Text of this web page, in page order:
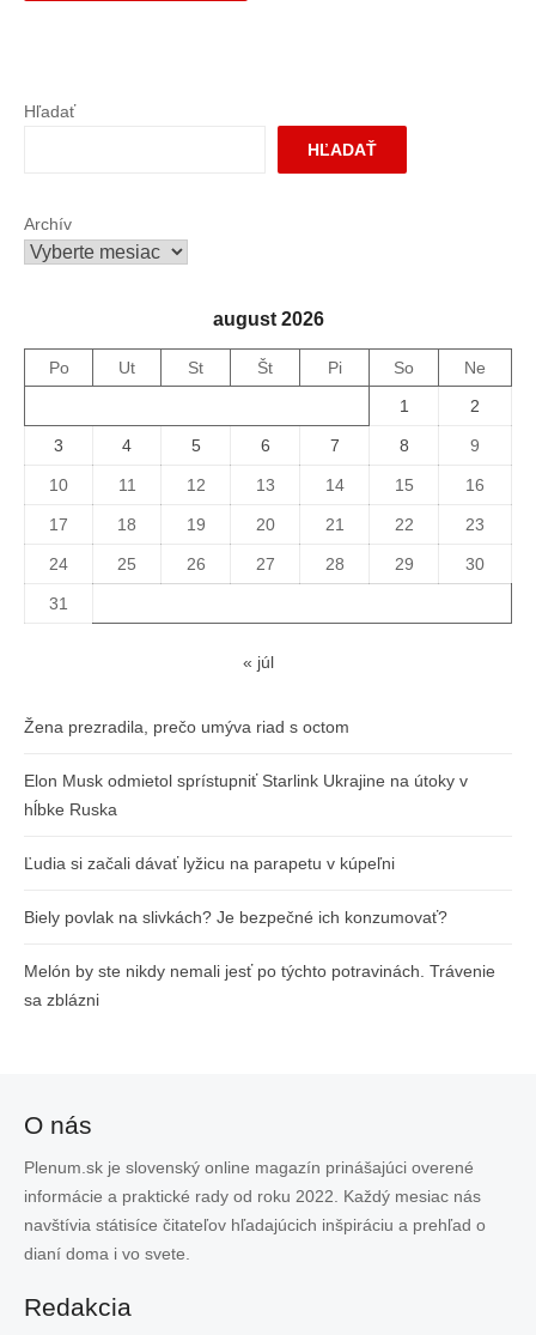
Hľadať
HĽADAŤ
Archív
august 2026
Po Ut St Št Pi So
Ne
1
2
3 4 5 6 7 8 9
10 11 12 13 14 15 16
17 18 19 20 21 22 23
24 25 26 27 28 29 30
31
« júl
Žena prezradila, prečo umýva riad s octom
Elon Musk odmietol sprístupniť Starlink Ukrajine na útoky v
hĺbke Ruska
Ľudia si začali dávať lyžicu na parapetu v kúpeľni
Biely povlak na slivkách? Je bezpečné ich konzumovať?
Melón by ste nikdy nemali jesť po týchto potravinách. Trávenie
sa zblázni
O nás
Plenum.sk je slovenský online magazín prinášajúci overené
informácie a praktické rady od roku 2022. Každý mesiac nás
navštívia státisíce čitateľov hľadajúcich inšpiráciu a prehľad o
dianí doma i vo svete.
Redakcia